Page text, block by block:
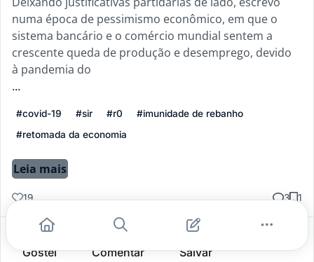
numa época de pessimismo econômico, em que o
sistema bancário e o comércio mundial sentem a
crescente queda de produção e desemprego, devido
à pandemia do
...
#covid-19 #sir #r0
#imunidade de rebanho
#retomada da economia
Leia mais
19 3 1
Gostei Comentar Salvar